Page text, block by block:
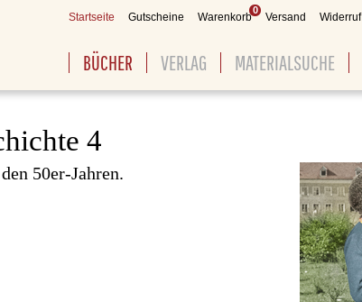
Startseite Gutscheine Warenkorb
0
Versand Widerruf
BÜCHER VERLAG MATERIALSUCHE
4
50er-Jahren.